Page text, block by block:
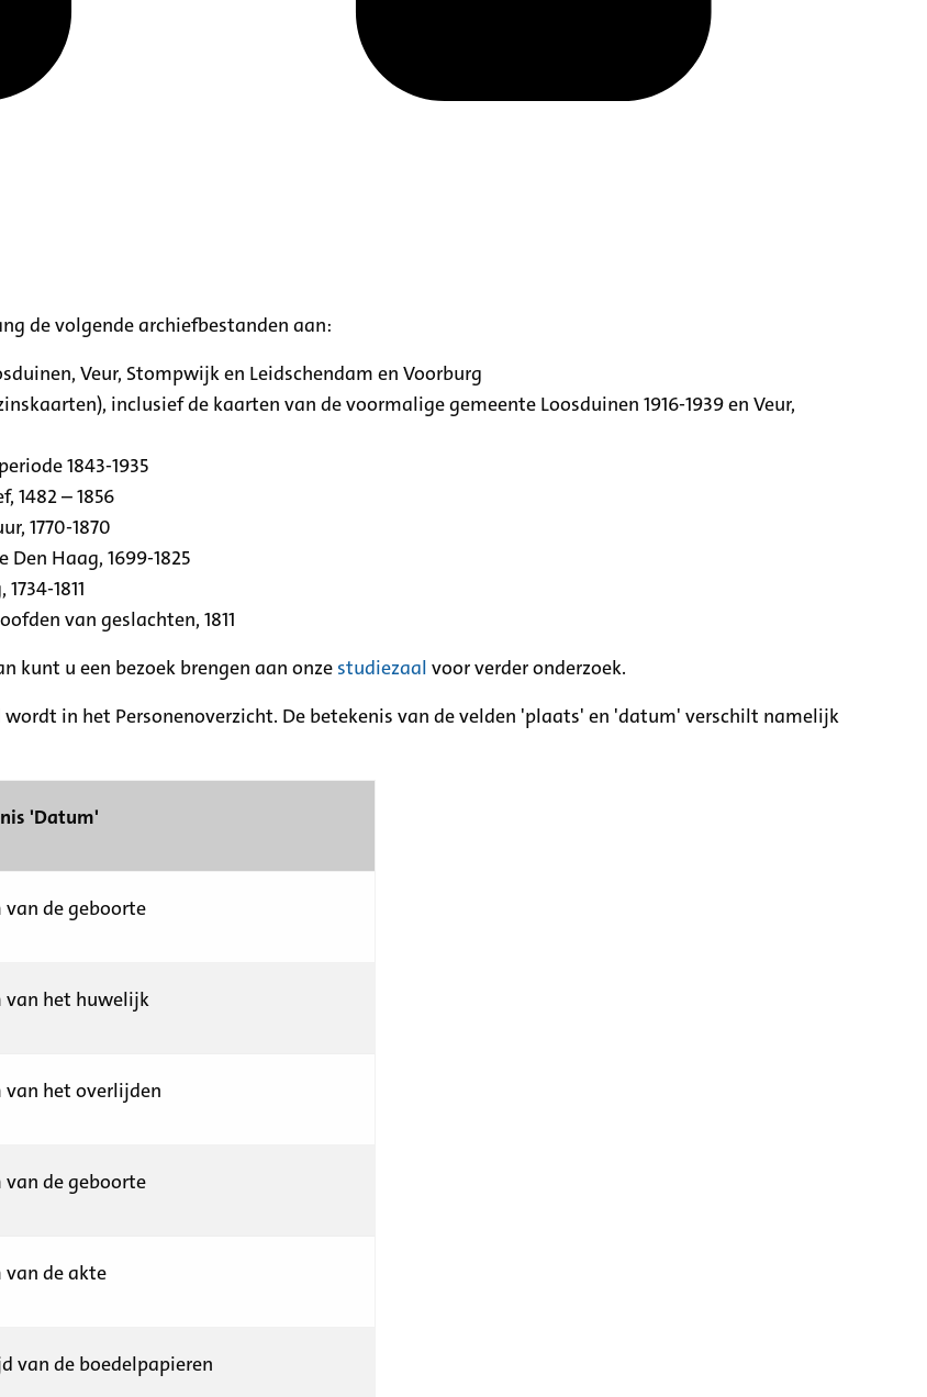
de volgende archiefbestanden aan:
Veur, Stompwijk en Leidschendam en Voorburg
inclusief de kaarten van de voormalige gemeente Loosduinen 1916-1939 en Veur,
1843-1935
1482 – 1856
1770-1870
Haag, 1699-1825
1811
van geslachten, 1811
kunt u een bezoek brengen aan onze studiezaal voor verder onderzoek.
in het Personenoverzicht. De betekenis van de velden 'plaats' en 'datum' verschilt namelijk
'Datum'
de geboorte
van het huwelijk
van het overlijden
de geboorte
de akte
van de boedelpapieren